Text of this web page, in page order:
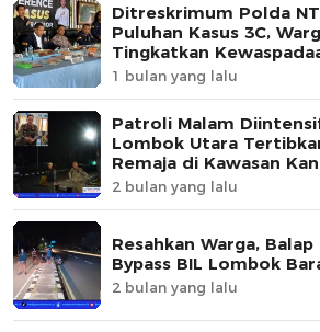
Ditreskrimum Polda
Puluhan Kasus 3C,
Tingkatkan
1 bulan yang lalu
Patroli Malam
Lombok Utara
Remaja di Kawasan
2 bulan yang lalu
Resahkan Warga,
Bypass BIL Lombok
2 bulan yang lalu